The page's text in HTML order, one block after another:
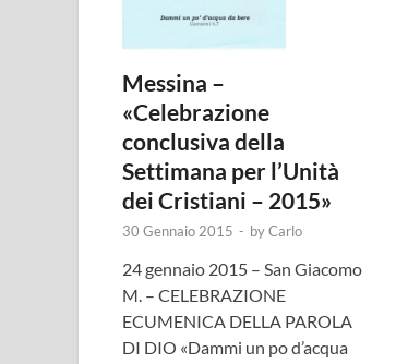
Messina –
«Celebrazione
conclusiva della
Settimana per l’Unità
dei Cristiani – 2015»
30 Gennaio 2015 - byCarlo
24 gennaio 2015 – San Giacomo
M. – CELEBRAZIONE
ECUMENICA DELLA PAROLA
DI DIO «Dammi un po d’acqua